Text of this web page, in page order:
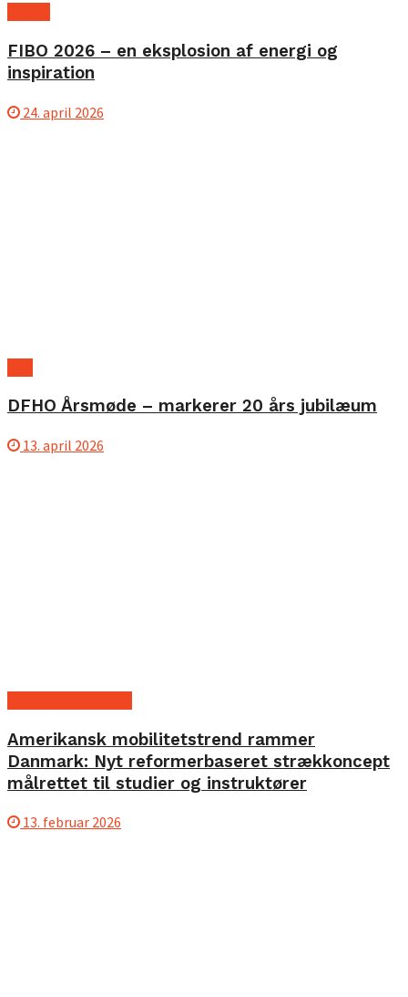
FIBO 2026 – en eksplosion af energi og
inspiration
24. april 2026
DFHO Årsmøde – markerer 20 års jubilæum
13. april 2026
Amerikansk mobilitetstrend rammer
Danmark: Nyt reformerbaseret strækkoncept
målrettet til studier og instruktører
13. februar 2026